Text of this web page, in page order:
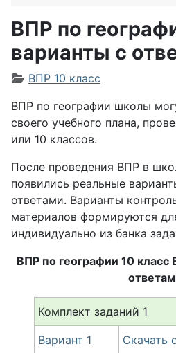
ВПР по
варианты с
Информация о материале
ВПР 10 класс
ВПР по географии школы
своего учебного плана,
или 10 классов.
После проведения ВПР в
появились реальные
ответами. Варианты
материалов формируются
индивидуально из банка
ВПР по географии 10 класс
Комплект заданий 1
Вариант 1 Скачать